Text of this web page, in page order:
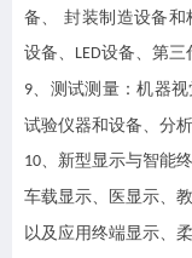
备、
封装制造设备和
设备、 LED设备、第三
9、 测试测量：机器
试验仪器和设备、分
10、 新型显示与智能终
车载显示、医显示、
以及应用终端显示、